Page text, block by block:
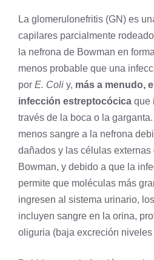
La glomerulonefritis (GN) es
capilares parcialmente
la nefrona de Bowman en
menos probable que una
por E. Coli y, más a menudo,
infección estreptocócica que
través de la boca o la
menos sangre a la nefrona
dañados y las células
Bowman, y debido a que la
permite que moléculas más
ingresen al sistema urinario,
incluyen sangre en la orina,
oliguria (baja excreción niveles